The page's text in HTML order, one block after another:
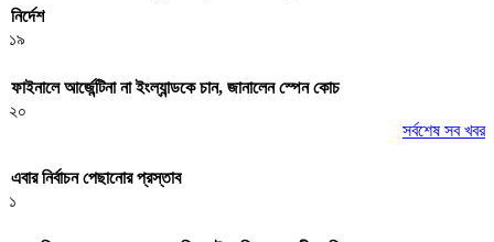
নির্দেশ
১৯
ফাইনালে আর্জেন্টিনা না ইংল্যান্ডকে চান, জানালেন স্পেন কোচ
২০
সর্বশেষ সব খবর
এবার নির্বাচন পেছানোর প্রস্তাব
১